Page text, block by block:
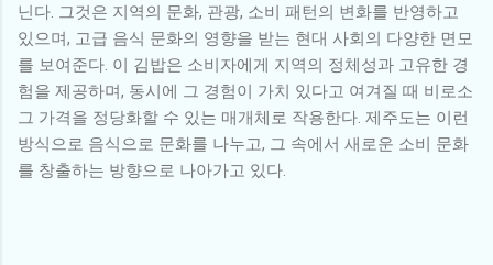
닌다. 그것은 지역의 문화, 관광, 소비 패턴의 변화를 반영하고
있으며, 고급 음식 문화의 영향을 받는 현대 사회의 다양한 면모
를 보여준다. 이 김밥은 소비자에게 지역의 정체성과 고유한 경
험을 제공하며, 동시에 그 경험이 가치 있다고 여겨질 때 비로소
그 가격을 정당화할 수 있는 매개체로 작용한다. 제주도는 이런
방식으로 음식으로 문화를 나누고, 그 속에서 새로운 소비 문화
를 창출하는 방향으로 나아가고 있다.